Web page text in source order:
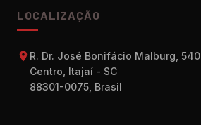
LOCALIZAÇÃO
R. Dr. José Bonifácio Malburg, 540
Centro, Itajaí - SC
88301-0075, Brasil